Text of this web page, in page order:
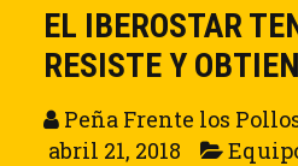
EL IBEROSTAR
RESISTE Y
Peña Frente los
abril 21, 2018